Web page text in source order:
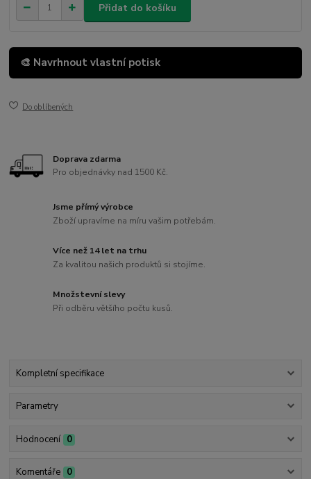
Přidat do košíku
🎨 Navrhnout vlastní potisk
Do oblíbených
Doprava zdarma
Pro objednávky nad 1500 Kč.
Jsme přímý výrobce
Zboží upravíme na míru vašim potřebám.
Více než 14 let na trhu
Za kvalitou našich produktů si stojíme.
Množstevní slevy
Při odběru většího počtu kusů.
Kompletní specifikace
Parametry
Hodnocení 0
Komentáře 0